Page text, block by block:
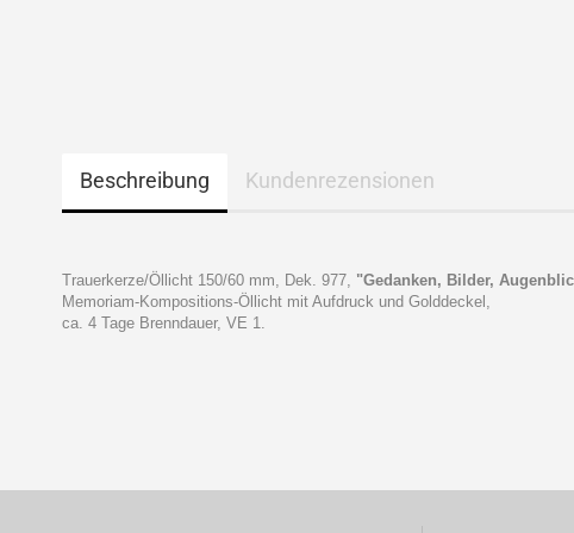
Beschreibung Kundenrezensionen
Trauerkerze/Öllicht 150/60 mm, Dek. 977, "Gedanken, Bilder,
Memoriam-Kompositions-Öllicht mit Aufdruck und Golddeckel,
ca. 4 Tage Brenndauer, VE 1.